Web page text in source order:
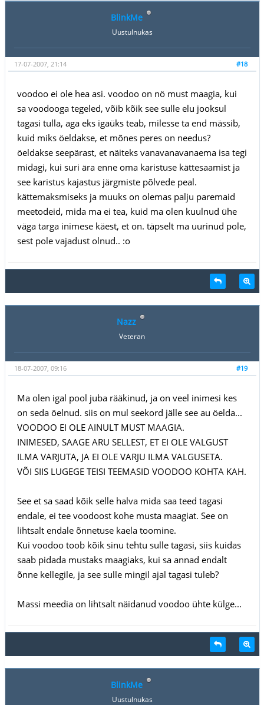
BlinkMe
Uustulnukas
#18
17-07-2007, 21:14
voodoo ei ole hea asi. voodoo on nö must maagia, kui
sa voodooga tegeled, võib kõik see sulle elu jooksul
tagasi tulla, aga eks igaüks teab, milesse ta end mässib,
kuid miks öeldakse, et mõnes peres on needus?
öeldakse seepärast, et näiteks vanavanavanaema isa tegi
midagi, kui suri ära enne oma karistuse kättesaamist ja
see karistus kajastus järgmiste põlvede peal.
kättemaksmiseks ja muuks on olemas palju paremaid
meetodeid, mida ma ei tea, kuid ma olen kuulnud ühe
väga targa inimese käest, et on. täpselt ma uurinud pole,
sest pole vajadust olnud.. :o
Nazz
Veteran
#19
18-07-2007, 09:16
Ma olen igal pool juba rääkinud, ja on veel inimesi kes
on seda öelnud. siis on mul seekord jälle see au öelda...
VOODOO EI OLE AINULT MUST MAAGIA.
INIMESED, SAAGE ARU SELLEST, ET EI OLE VALGUST
ILMA VARJUTA, JA EI OLE VARJU ILMA VALGUSETA.
VÕI SIIS LUGEGE TEISI TEEMASID VOODOO KOHTA KAH.
See et sa saad kõik selle halva mida saa teed tagasi
endale, ei tee voodoost kohe musta maagiat. See on
lihtsalt endale õnnetuse kaela toomine.
Kui voodoo toob kõik sinu tehtu sulle tagasi, siis kuidas
saab pidada mustaks maagiaks, kui sa annad endalt
õnne kellegile, ja see sulle mingil ajal tagasi tuleb?
Massi meedia on lihtsalt näidanud voodoo ühte külge...
BlinkMe
Uustulnukas